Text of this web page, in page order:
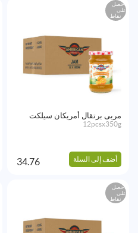
احصل
على
نقاط
مربى برتقال أمريكان سيلكت
12pcsx350g
أضف إلى السلة 34.76
احصل
على
نقاط